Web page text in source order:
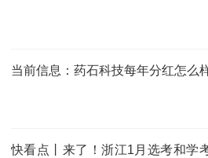
当前信息：药石科技每年分红怎么
快看点丨来了！浙江1月选考和学